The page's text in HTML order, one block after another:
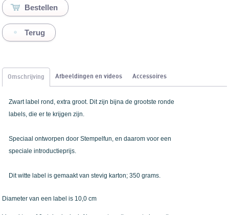
Terug
Omschrijving Afbeeldingen en videos Accessoires
Zwart label rond, extra groot. Dit zijn bijna de grootste ronde
labels, die er te krijgen zijn.
Speciaal ontworpen door Stempelfun, en daarom voor een
speciale introductieprijs.
Dit witte label is gemaakt van stevig karton; 350 grams.
Diameter van een label is 10,0 cm